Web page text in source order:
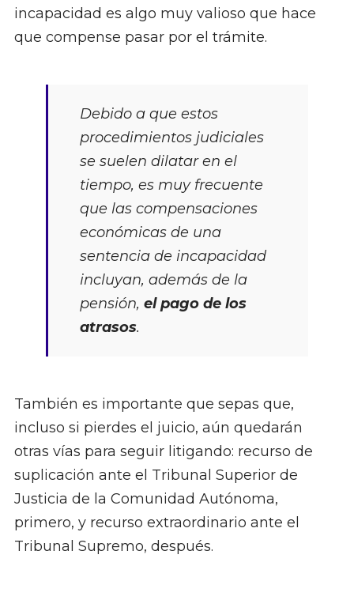
incapacidad es algo muy valioso que hace
que compense pasar por el trámite.
Debido a que estos
procedimientos judiciales
se suelen dilatar en el
tiempo, es muy frecuente
que las compensaciones
económicas de una
sentencia de incapacidad
incluyan, además de la
pensión, el pago de los
atrasos.
También es importante que sepas que,
incluso si pierdes el juicio, aún quedarán
otras vías para seguir litigando: recurso de
suplicación ante el Tribunal Superior de
Justicia de la Comunidad Autónoma,
primero, y recurso extraordinario ante el
Tribunal Supremo, después.